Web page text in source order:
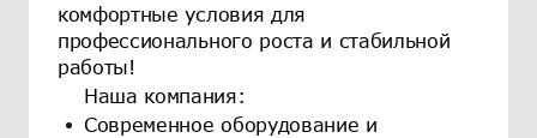
комфортные условия для
профессионального роста и стабильной
работы!
Наша компания:
Современное оборудование и